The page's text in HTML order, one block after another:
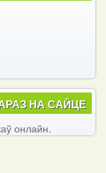
НА САЙЦЕ
онлайн.